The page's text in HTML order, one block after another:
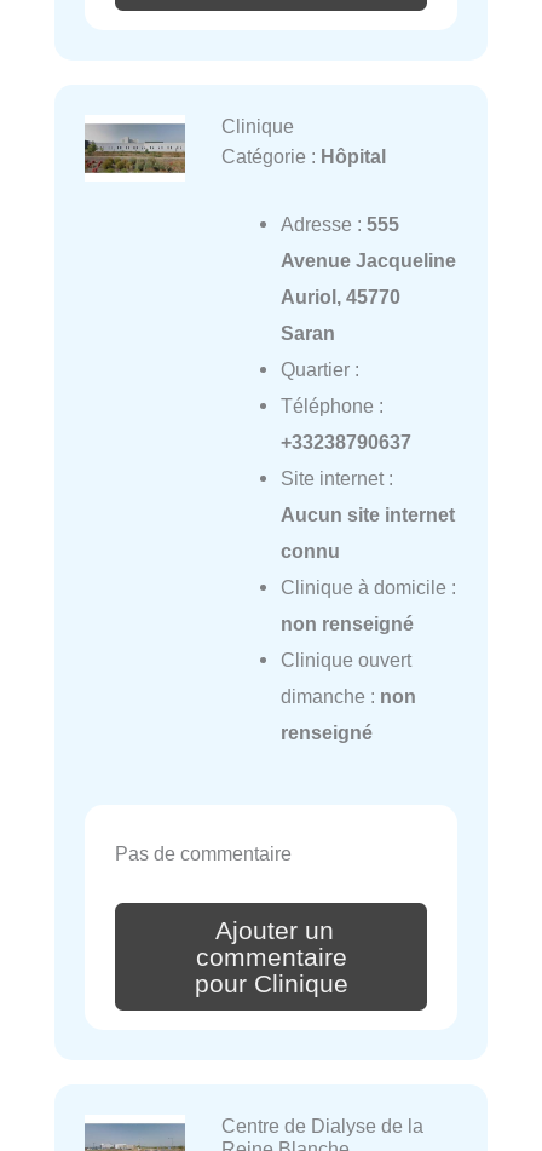
Clinique
Catégorie : Hôpital
Adresse : 555
Avenue Jacqueline
Auriol, 45770
Saran
Quartier :
Téléphone :
+33238790637
Site internet :
Aucun site internet
connu
Clinique à domicile :
non renseigné
Clinique ouvert
dimanche : non
renseigné
Pas de commentaire
Ajouter un
commentaire
pour Clinique
Centre de Dialyse de la